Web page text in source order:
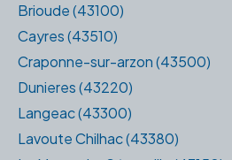
Brioude (43100)
Cayres (43510)
Craponne-sur-arzon (43500)
Dunieres (43220)
Langeac (43300)
Lavoute Chilhac (43380)